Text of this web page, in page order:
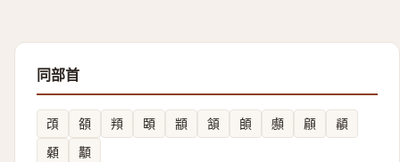
同部首
䪱 頟 頖 頣 顓 頷 䫁 䫲 顅
䫇
顙
顜